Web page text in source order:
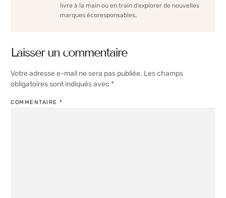
livre à la main ou en train d’explorer de nouvelles
marques écoresponsables.
Laisser un commentaire
Votre adresse e-mail ne sera pas publiée. Les champs
obligatoires sont indiqués avec *
COMMENTAIRE *